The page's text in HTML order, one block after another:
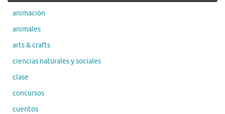
animación
animales
arts & crafts
ciencias naturales y sociales
clase
concursos
cuentos